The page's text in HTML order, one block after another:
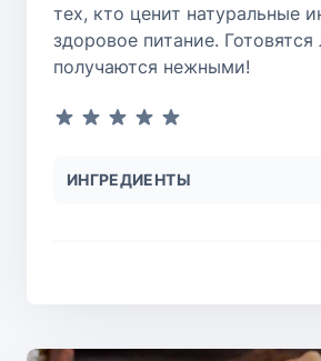
тех, кто ценит натуральные
здоровое питание. Готовятся
получаются нежными!
ИНГРЕДИЕНТЫ